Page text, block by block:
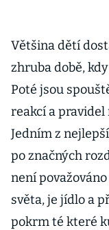
Většina dětí
zhruba době,
Poté jsou
reakcí a
Jedním z
po značných
není
světa, je jídlo a
pokrm té které